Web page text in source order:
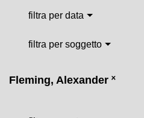
filtra per data
filtra per soggetto
Fleming, Alexander ˟